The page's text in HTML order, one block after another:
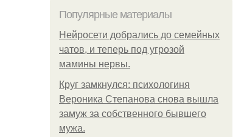
Популярные материалы
Нейросети добрались до семейных
чатов, и теперь под угрозой
мамины нервы.
Круг замкнулся: психологиня
Вероника Степанова снова вышла
замуж за собственного бывшего
мужа.